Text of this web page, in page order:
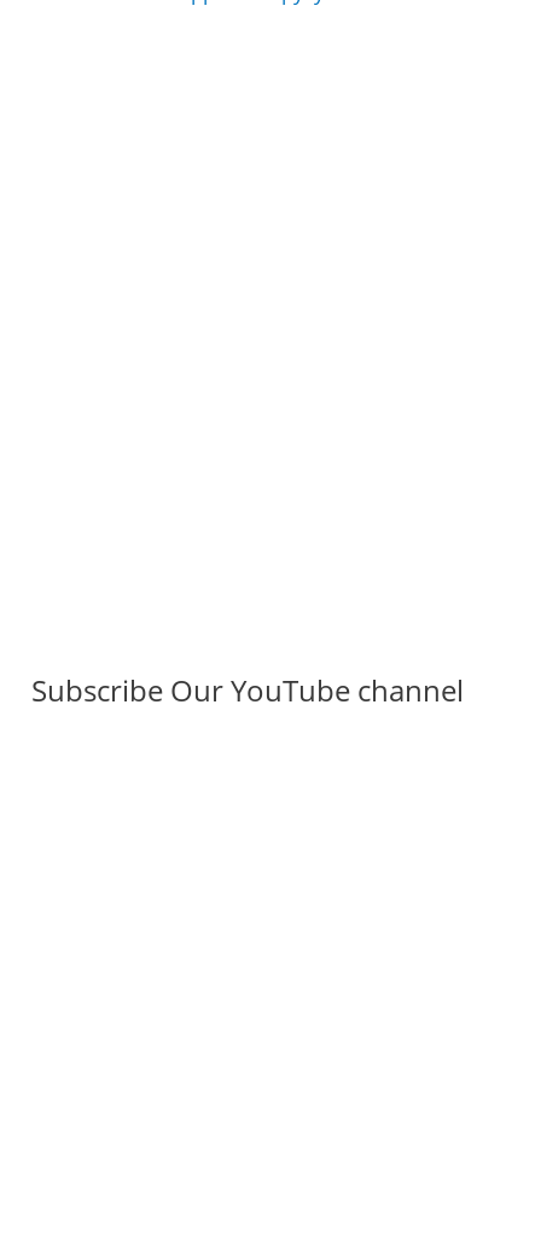
Subscribe Our YouTube channel